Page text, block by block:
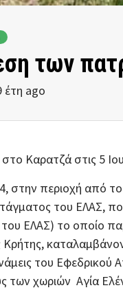
των
έτη ago
Καρατζά στις 5
στην περιοχή από
του ΕΛΑΣ,
ΕΛΑΣ) το οποίο
του Εφεδρικού
των χωριών Αγία